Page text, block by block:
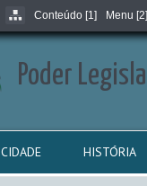
Conteúdo [1] Menu [2]
Poder
CIDADE HISTÓRIA